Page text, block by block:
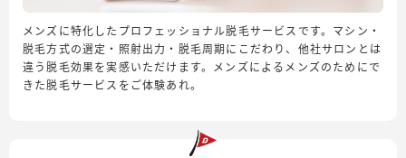
メンズに特化したプロフェッショナル脱毛サービスです。マシン・
脱毛方式の選定・照射出力・脱毛周期にこだわり、他社サロンとは
違う脱毛効果を実感いただけます。メンズによるメンズのためにで
きた脱毛サービスをご体験あれ。